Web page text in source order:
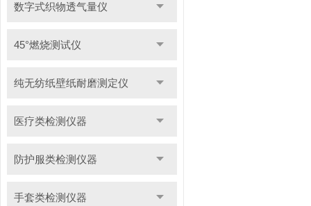
数字式织物透气量仪
45°燃烧测试仪
纯无纺纸壁纸耐磨测定仪
医疗类检测仪器
防护服类检测仪器
手套类检测仪器